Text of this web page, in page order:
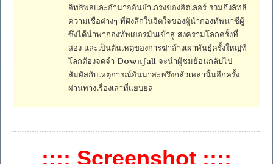
อิทธิพลและอำนาจอันยำเกรงของฮิตเลอร์ รวมถึงลัทธิ
ความเชื่อต่างๆ ที่ฝังลึกในจิตใจของผู้นำกองทัพนาซีผู้
ซึ่งได้นำพากองทัพเยอรมันเข้าสู่ สงครามโลกครั้งที่
สอง และเป็นต้นเหตุของการฆ่าล้างเผ่าพันธุ์ครั้งใหญ่ที่
โลกต้องจดจำ Downfall จะนำผู้ชมย้อนกลับไป
สัมผัสกับเหตุการณ์อันน่าสะพรึงกลัวเหล่านั้นอีกครั้ง
ผ่านทางเรื่องเล่าที่แยบยล
:::: Screenshot ::::